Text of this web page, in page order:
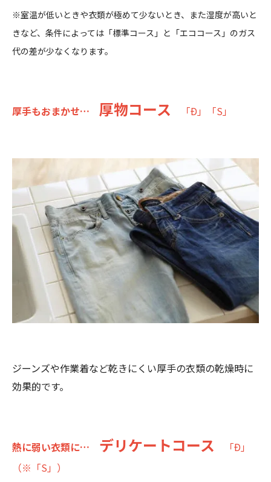
※室温が低いときや衣類が極めて少ないとき、また湿度が高いと
きなど、条件によっては「標準コース」と「エココース」のガス
代の差が少なくなります。
厚手もおまかせ… 厚物コース 「Ð」「S」
ジーンズや作業着など乾きにくい厚手の衣類の乾燥時に
効果的です。
熱に弱い衣類に… デリケートコース 「Ð」
（※「S」）